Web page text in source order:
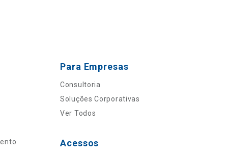
Para Empresas
Consultoria
Soluções Corporativas
Ver Todos
Acessos